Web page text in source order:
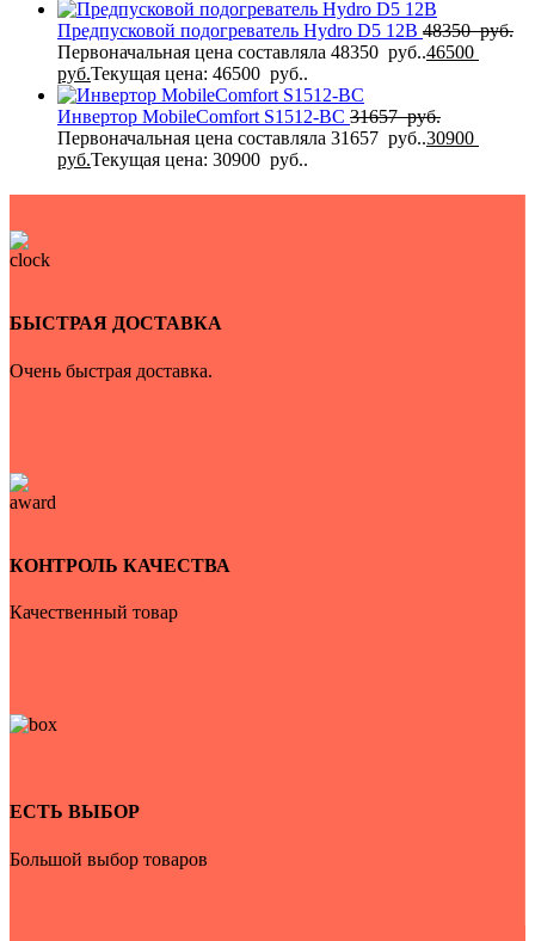
Предпусковой подогреватель Hydro D5 12В 48350руб.
Первоначальная цена составляла 48350 руб..46500
руб.Текущая цена: 46500 руб..
Инвертор MobileComfort S1512-BC 31657руб.
Первоначальная цена составляла 31657 руб..30900
руб.Текущая цена: 30900 руб..
БЫСТРАЯ ДОСТАВКА
Очень быстрая доставка.
КОНТРОЛЬ КАЧЕСТВА
Качественный товар
ЕСТЬ ВЫБОР
Большой выбор товаров